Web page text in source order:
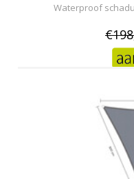
Waterproof